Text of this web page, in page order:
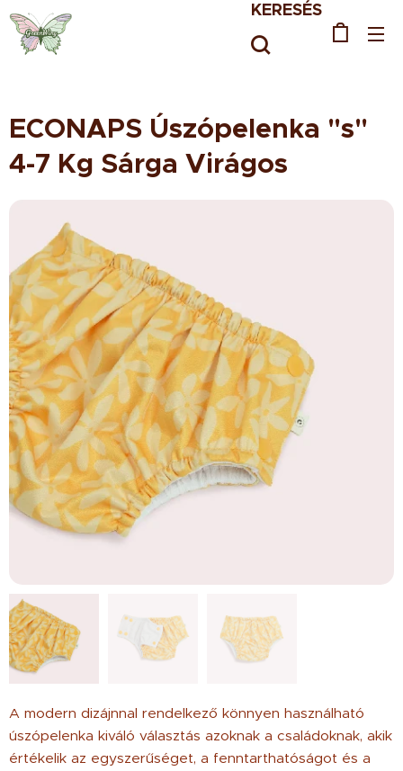
KERESÉS
ECONAPS Úszópelenka "s"
4-7 Kg Sárga Virágos
A modern dizájnnal rendelkező könnyen használható
úszópelenka kiváló választás azoknak a családoknak, akik
értékelik az egyszerűséget, a fenntarthatóságot és a